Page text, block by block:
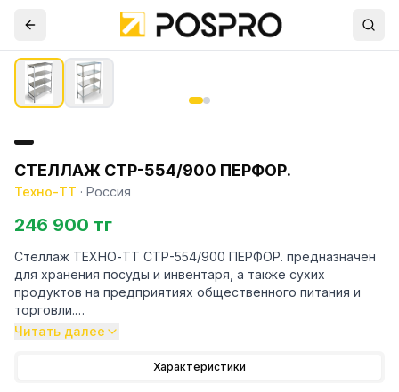
СТЕЛЛАЖ СТР-554/900 ПЕРФОР.
Техно-ТТ · Россия
246 900 тг
Стеллаж ТЕХНО-ТТ СТР-554/900 ПЕРФОР. предназначен
для хранения посуды и инвентаря, а также сухих
продуктов на предприятиях общественного питания и
торговли.
Читать далее
Характеристики